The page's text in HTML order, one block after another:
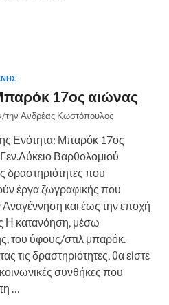
17ος αιώνας
την Aνδρέας Κωστόπουλος
Ενότητα: Μπαρόκ 17ος
Βαρθολομιού
δραστηριότητες που
έργα ζωγραφικής που
και έως την εποχή
Η κατανόηση, μέσω
του ύφους/στιλ μπαρόκ.
τις δραστηριότητες, θα είστε
συνθήκες που
…